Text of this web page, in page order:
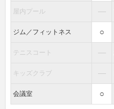
屋内プール ―
ジム／フィットネス ○
テニスコート ―
キッズクラブ ―
会議室 ○